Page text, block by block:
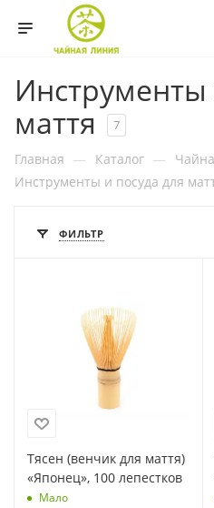
Инструменты
маття
7
Главная — Каталог —
Инструменты и посуда для
ФИЛЬТР
Тясен (венчик для маття)
«Японец», 100 лепестков
Мало